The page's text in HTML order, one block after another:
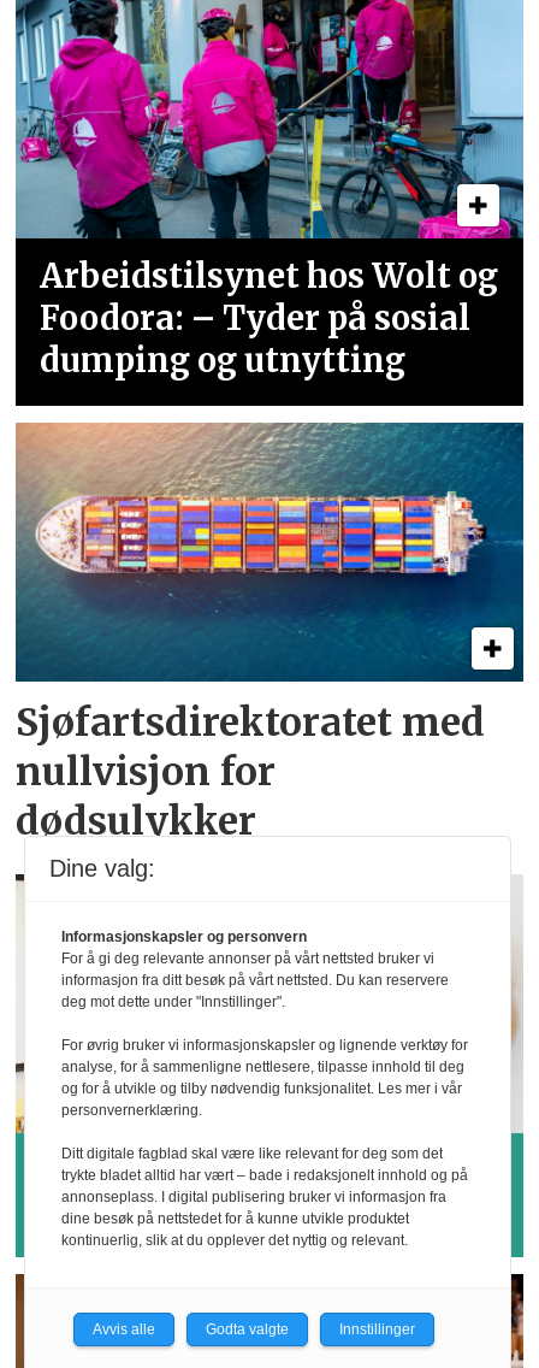
Arbeidstilsynet hos Wolt og
Foodora: – Tyder på sosial
dumping og utnytting
Sjøfartsdirektoratet med
nullvisjon for
dødsulykker
Hvem vinner årets
sykefraværspris?
Dine valg:
Informasjonskapsler og personvern
For å gi deg relevante annonser på vårt nettsted bruker vi
informasjon fra ditt besøk på vårt nettsted. Du kan reservere
deg mot dette under "Innstillinger".
For øvrig bruker vi informasjonskapsler og lignende verktøy for
analyse, for å sammenligne nettlesere, tilpasse innhold til deg
og for å utvikle og tilby nødvendig funksjonalitet. Les mer i vår
personvernerklæring.
Ditt digitale fagblad skal være like relevant for deg som det
trykte bladet alltid har vært – bade i redaksjonelt innhold og på
annonseplass. I digital publisering bruker vi informasjon fra
dine besøk på nettstedet for å kunne utvikle produktet
kontinuerlig, slik at du opplever det nyttig og relevant.
Avvis alle Godta valgte Innstillinger